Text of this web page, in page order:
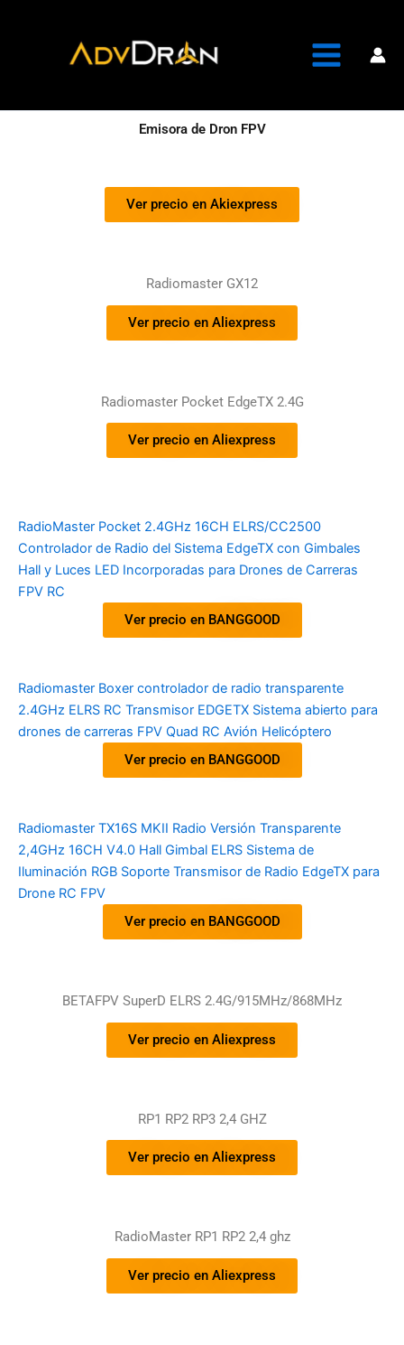
Emisora de Dron FPV
Ver precio en Akiexpress
Radiomaster GX12
Ver precio en Aliexpress
Radiomaster Pocket EdgeTX 2.4G
Ver precio en Aliexpress
RadioMaster Pocket 2.4GHz 16CH ELRS/CC2500
Controlador de Radio del Sistema EdgeTX con Gimbales
Hall y Luces LED Incorporadas para Drones de Carreras
FPV RC
Ver precio en BANGGOOD
Radiomaster Boxer controlador de radio transparente
2.4GHz ELRS RC Transmisor EDGETX Sistema abierto para
drones de carreras FPV Quad RC Avión Helicóptero
Ver precio en BANGGOOD
Radiomaster TX16S MKII Radio Versión Transparente
2,4GHz 16CH V4.0 Hall Gimbal ELRS Sistema de
Iluminación RGB Soporte Transmisor de Radio EdgeTX para
Drone RC FPV
Ver precio en BANGGOOD
BETAFPV SuperD ELRS 2.4G/915MHz/868MHz
Ver precio en Aliexpress
RP1 RP2 RP3 2,4 GHZ
Ver precio en Aliexpress
RadioMaster RP1 RP2 2,4 ghz
Ver precio en Aliexpress